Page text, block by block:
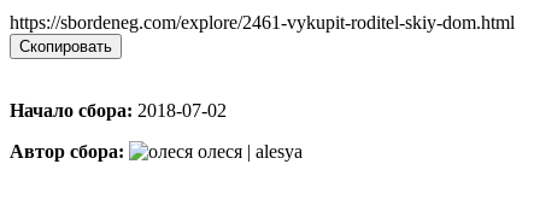
https://sbordeneg.com/explore/2461-vykupit-roditel-skiy-dom.html
Скопировать
Начало сбора: 2018-07-02
Автор сбора:
олеся | alesya